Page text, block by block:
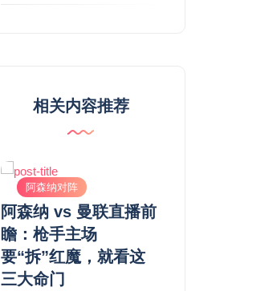
相关内容推荐
阿森纳对阵
阿森纳 vs 曼联直播前
瞻：枪手主场
要“拆”红魔，就看这
三大命门